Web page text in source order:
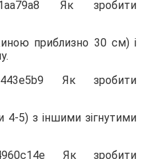
приблизно 30 см) і
5) з іншими зігнутими